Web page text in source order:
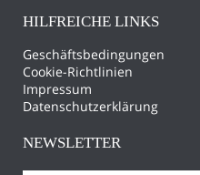
HILFREICHE LINKS
Geschäftsbedingungen
Cookie-Richtlinien
Impressum
Datenschutzerklärung
NEWSLETTER